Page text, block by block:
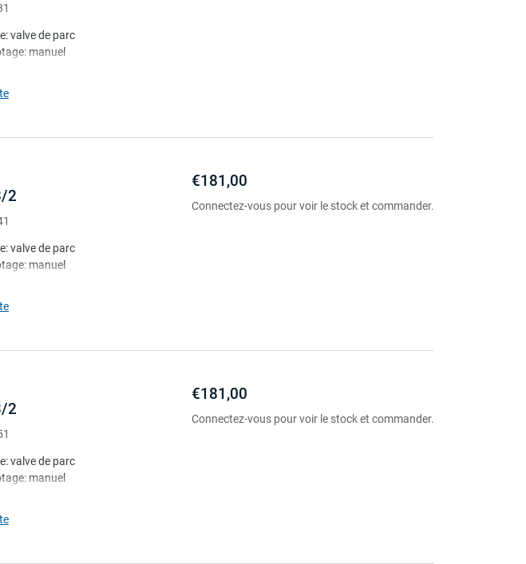
valve de parc
manuel
de montage: sans
2
valve de parc
manuel
de montage: sans
€181,00
Connectez-vous pour voir le stock et commander.
2
valve de parc
manuel
de montage: sans
€181,00
Connectez-vous pour voir le stock et commander.